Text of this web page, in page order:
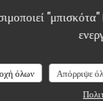
"μπισκότα"
όλων Απόρριψε
Saumon fumé
chèvre frais,